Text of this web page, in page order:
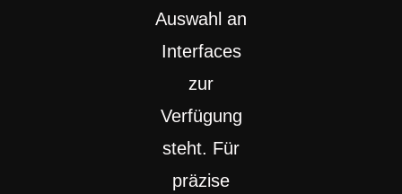
Auswahl an
Interfaces
zur
Verfügung
steht. Für
präzise